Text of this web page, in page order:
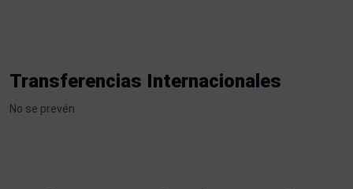
Transferencias Internacionales
No se prevén